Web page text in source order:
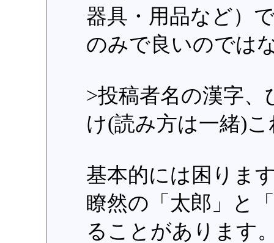
器具・用品など）
のみで良いのでは
>投稿者名の漢字
け(読み方は一緒)
基本的には困りま
瞭然の「太郎」と
ることがあります